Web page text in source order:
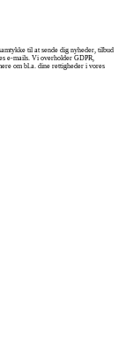
til at sende dig nyheder, tilbud
e-mails. Vi overholder GDPR,
om bl.a. dine rettigheder i vores